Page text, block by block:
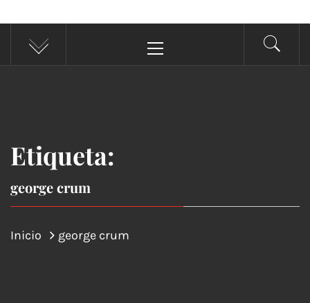
principal
Etiqueta:
george crum
Inicio george crum